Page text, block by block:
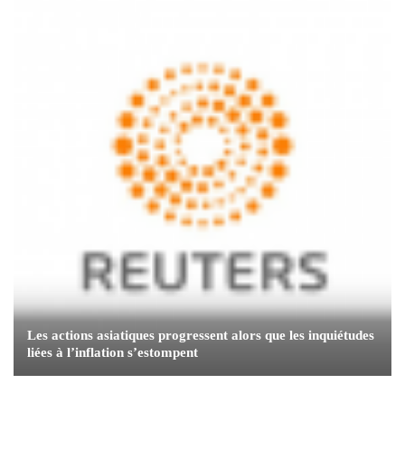
Les actions asiatiques progressent alors que les inquiétudes
liées à l’inflation s’estompent